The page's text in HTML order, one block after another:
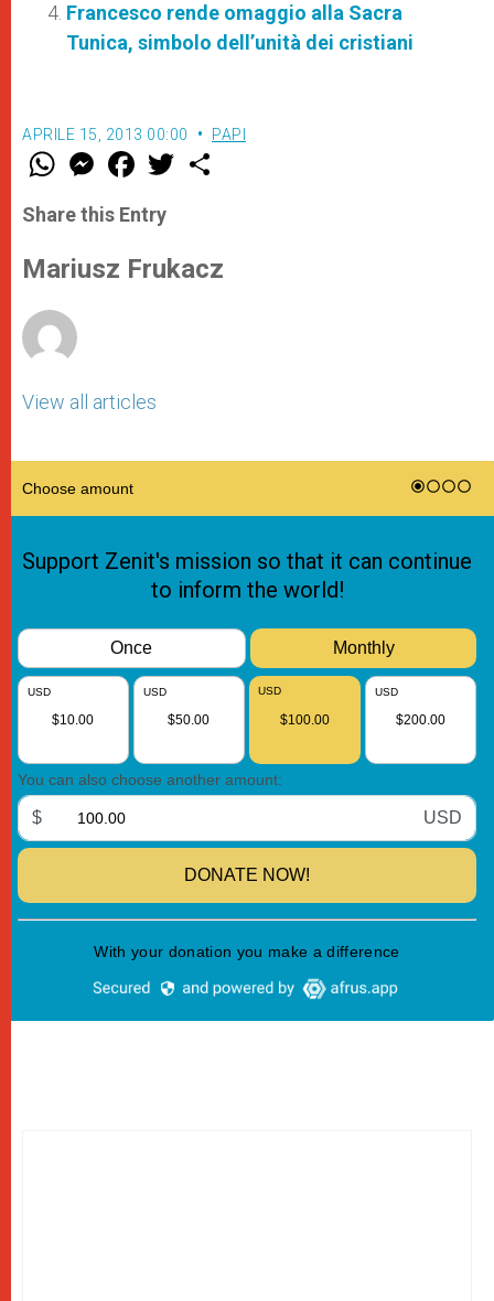
Francesco rende omaggio alla Sacra
Tunica, simbolo dell’unità dei cristiani
APRILE 15, 2013 00:00 PAPI
W
t
s
p
p
M
e
s
e
g
e
F
a
e
b
o
k
w
r
Share this Entry
Mariusz Frukacz
View all articles